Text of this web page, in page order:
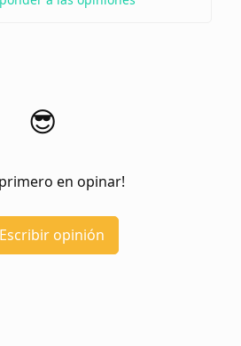
😎
primero en opinar!
opinión